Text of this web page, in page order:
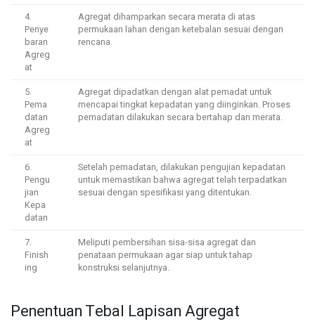
4.
Penye
baran
Agreg
at
Agregat dihamparkan secara merata di atas
permukaan lahan dengan ketebalan sesuai dengan
rencana.
5.
Pema
datan
Agreg
at
Agregat dipadatkan dengan alat pemadat untuk
mencapai tingkat kepadatan yang diinginkan. Proses
pemadatan dilakukan secara bertahap dan merata.
6.
Pengu
jian
Kepa
datan
Setelah pemadatan, dilakukan pengujian kepadatan
untuk memastikan bahwa agregat telah terpadatkan
sesuai dengan spesifikasi yang ditentukan.
7.
Finish
ing
Meliputi pembersihan sisa-sisa agregat dan
penataan permukaan agar siap untuk tahap
konstruksi selanjutnya.
Penentuan Tebal Lapisan Agregat